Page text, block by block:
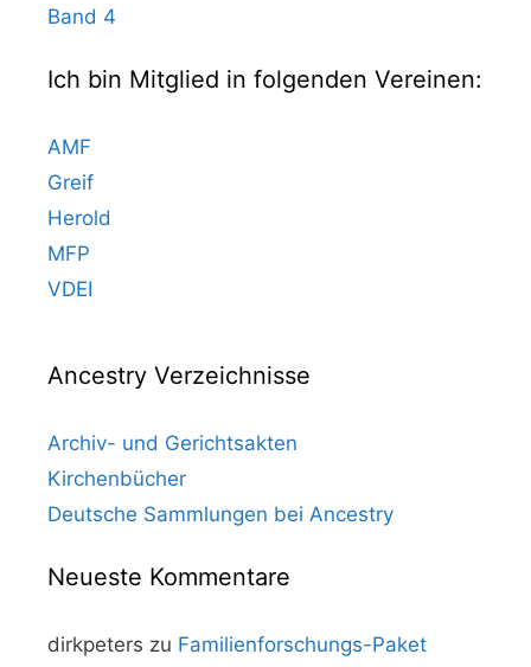
Band 4
Ich bin Mitglied in folgenden Vereinen:
AMF
Greif
Herold
MFP
VDEI
Ancestry Verzeichnisse
Archiv- und Gerichtsakten
Kirchenbücher
Deutsche Sammlungen bei Ancestry
Neueste Kommentare
dirkpeters zu Familienforschungs-Paket